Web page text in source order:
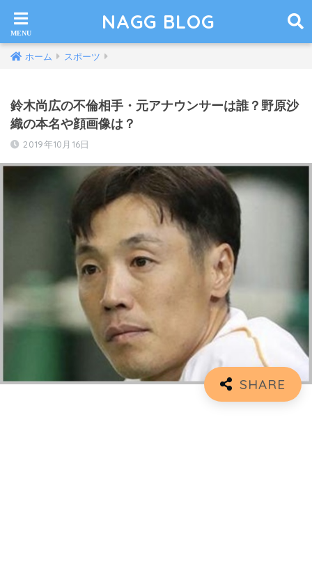
NAGG BLOG
ホーム スポーツ
鈴木尚広の不倫相手・元アナウンサーは誰？野原沙
織の本名や顔画像は？
2019年10月16日